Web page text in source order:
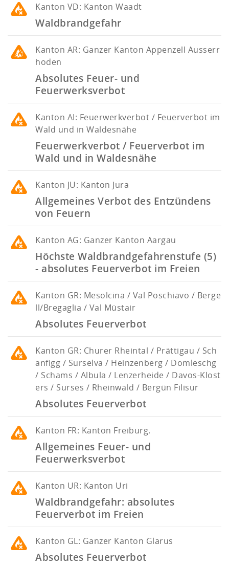
Kanton VD: Kanton Waadt
Waldbrandgefahr
Kanton AR: Ganzer Kanton Appenzell Ausserr
hoden
Absolutes Feuer- und
Feuerwerksverbot
Kanton AI: Feuerwerkverbot / Feuerverbot im
Wald und in Waldesnähe
Feuerwerkverbot / Feuerverbot im
Wald und in Waldesnähe
Kanton JU: Kanton Jura
Allgemeines Verbot des Entzündens
von Feuern
Kanton AG: Ganzer Kanton Aargau
Höchste Waldbrandgefahrenstufe (5)
- absolutes Feuerverbot im Freien
Kanton GR: Mesolcina / Val Poschiavo / Berge
ll/Bregaglia / Val Müstair
Absolutes Feuerverbot
Kanton GR: Churer Rheintal / Prättigau / Sch
anfigg / Surselva / Heinzenberg / Domleschg
/ Schams / Albula / Lenzerheide / Davos-Klost
ers / Surses / Rheinwald / Bergün Filisur
Absolutes Feuerverbot
Kanton FR: Kanton Freiburg.
Allgemeines Feuer- und
Feuerwerksverbot
Kanton UR: Kanton Uri
Waldbrandgefahr: absolutes
Feuerverbot im Freien
Kanton GL: Ganzer Kanton Glarus
Absolutes Feuerverbot